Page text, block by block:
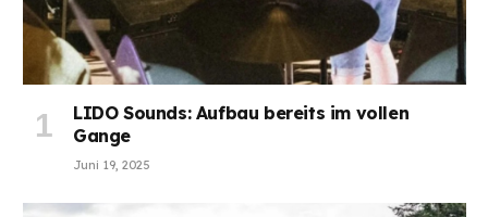
LIDO Sounds: Aufbau bereits im vollen
Gange
Juni 19, 2025